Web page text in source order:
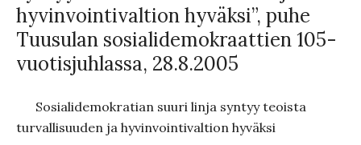
hyvinvointivaltion hyväksi”, puhe
Tuusulan sosialidemokraattien 105-
vuotisjuhlassa, 28.8.2005
Sosialidemokratian suuri linja syntyy teoista
turvallisuu­den ja hyvinvointivaltion hyväksi